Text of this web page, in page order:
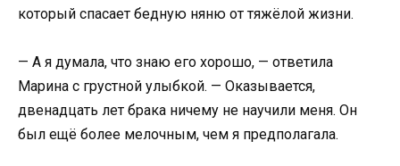
который спасает бедную няню от тяжёлой жизни.
— А я думала, что знаю его хорошо, — ответила
Марина с грустной улыбкой. — Оказывается,
двенадцать лет брака ничему не научили меня. Он
был ещё более мелочным, чем я предполагала.